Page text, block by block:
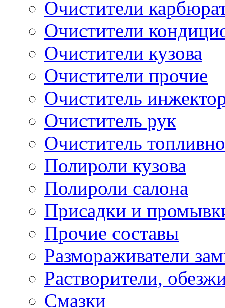
Очистители
Очистители
Очистители кузова
Очистители прочие
Очиститель
Очиститель рук
Очиститель
Полироли кузова
Полироли салона
Присадки и
Прочие составы
Размораживатели
Растворители,
Смазки